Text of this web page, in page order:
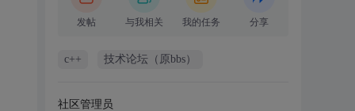
发帖 与我相关 我的任务 分享
c++ 技术论坛（原bbs）
社区管理员